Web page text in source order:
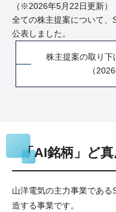
（※2026年5月22日更新）
全ての株主提案について
公表しました。
株主提案の取り下
（
「AI銘柄」ど
山洋電気の主力事業であ
造する事業です。